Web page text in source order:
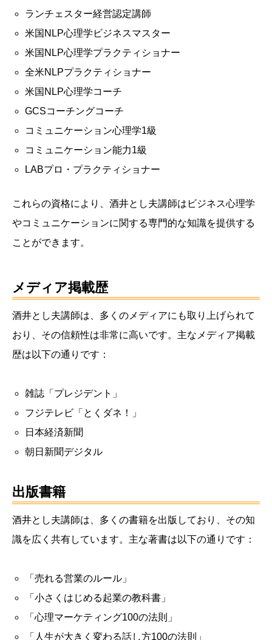
ランチェスター経営認定講師
米国NLP心理学ビジネスマスター
米国NLP心理学プラクティショナー
全米NLPプラクティショナー
米国NLP心理学コーチ
GCSコーチングコーチ
コミュニケーション心理学1級
コミュニケーション能力1級
LABプロ・プラクティショナー
これらの資格により、酒井とし夫講師はビジネス心理学
やコミュニケーションに関する専門的な知識を提供する
ことができます。
メディア掲載歴
酒井とし夫講師は、多くのメディアにも取り上げられて
おり、その信頼性は非常に高いです。主なメディア掲載
歴は以下の通りです：
雑誌「プレジデント」
フジテレビ「とくダネ！」
日本経済新聞
朝日新聞デジタル
出版書籍
酒井とし夫講師は、多くの書籍を出版しており、その知
識を広く共有しています。主な著書は以下の通りです：
「売れる営業のルール」
「小さくはじめる起業の教科書」
「心理マーケティング100の法則」
「人生が大きく変わる話し方100の法則」